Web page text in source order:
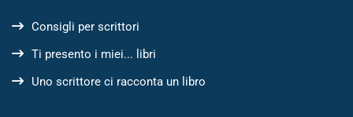
Consigli per scrittori
Ti presento i miei... libri
Uno scrittore ci racconta un libro